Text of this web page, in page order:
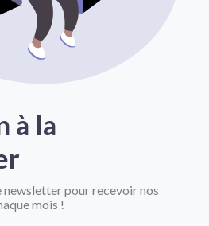
à la
pour recevoir nos
mois !